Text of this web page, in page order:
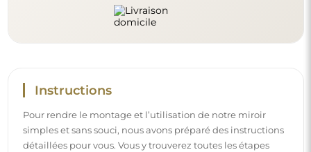
Instructions
Pour rendre le montage et l’utilisation de notre miroir
simples et sans souci, nous avons préparé des instructions
détaillées pour vous. Vous y trouverez toutes les étapes